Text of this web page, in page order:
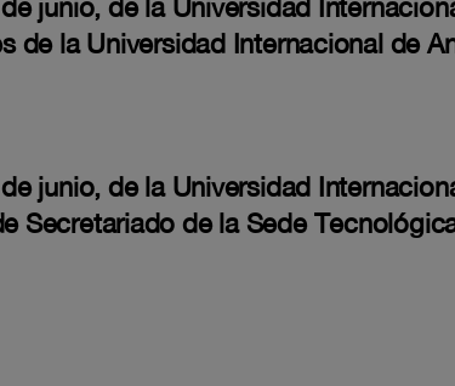
junio, de la Universidad
de la Universidad Internacional de
junio, de la Universidad
Secretariado de la Sede